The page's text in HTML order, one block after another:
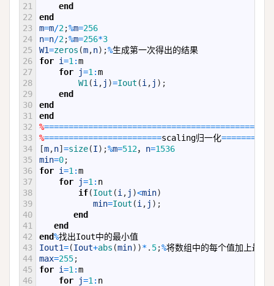
21
22
23
24
25
26
27
28
29
30
31
32
33
34
35
36
37
38
39
40
41
42
43
44
45
46
end
end
m=m/2;%m=256
n=n/2;%m=256*3
W1=zeros (m,n) ;%生成第一次得出的结果
for i=1 :m
for
j=1 :m
W1 (i , j )=Iout (i , j ) ;
end
end
end
%=============================================
%========================scaling归一化=========
[m,n] =size(I) ;%m=512， n=1536
min=0;
for i=1 :m
for
j=1 : n
if(Iout (i , j )<min)
min=Iout (i , j ) ;
end
end
end%找出Iout中的最小值
Iout1=(Iout+abs (min) )*. 5;%将数组中的每个值加上最小
max=255;
for i=1 :m
for
j=1 : n